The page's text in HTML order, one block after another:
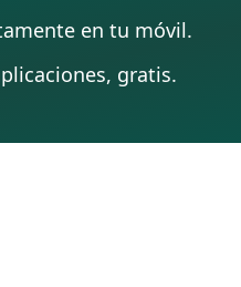
en tu móvil.
gratis.